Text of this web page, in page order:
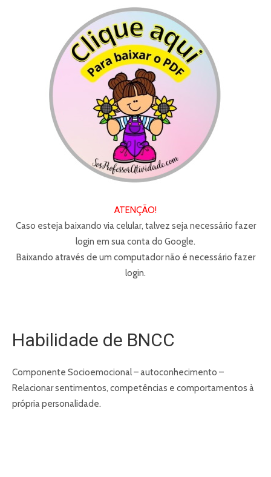
ATENÇÃO!
Caso esteja baixando via celular, talvez seja necessário fazer
login em sua conta do Google.
Baixando através de um computador não é necessário fazer
login.
Habilidade de BNCC
Componente Socioemocional – autoconhecimento –
Relacionar sentimentos, competências e comportamentos à
própria personalidade.